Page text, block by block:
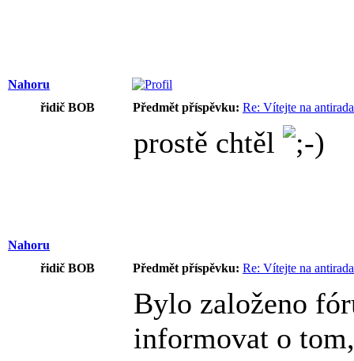
Nahoru
řidič BOB
Předmět příspěvku: Re: Vítejte na
prostě chtěl
Nahoru
řidič BOB
Předmět příspěvku: Re: Vítejte na
Bylo založeno
informovat o